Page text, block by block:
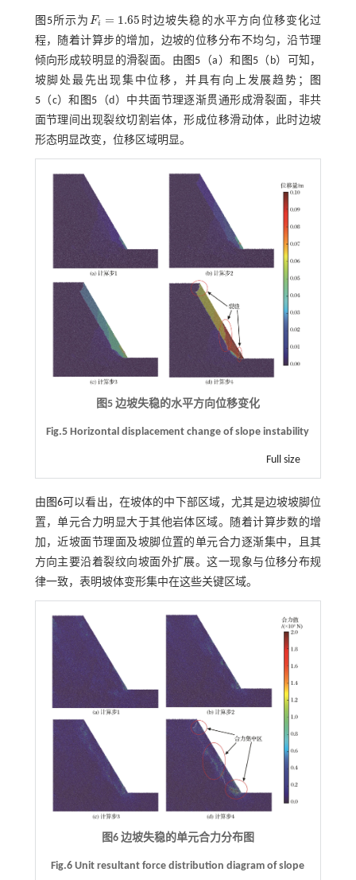
图5所示为 Fi = 1.65
Fi= 1.65
时边坡失稳的水平方向位移变化过
程，随着计算步的增加，边坡的位移分布不均匀，沿节理
倾向形成较明显的滑裂面。由 图5 （a）和 图5（b）可知，
坡脚处最先出现集中位移，并具有向上发展趋势；
图
5（c）和 图5 （d）中共面节理逐渐贯通形成滑裂面，非共
面节理间出现裂纹切割岩体，形成位移滑动体，此时边坡
形态明显改变，位移区域明显。
图5 边坡失稳的水平方向位移变化
Fig.5 Horizontal displacement change of slope instability
Full size
由 图6可以看出，在坡体的中下部区域，尤其是边坡坡脚位
置，单元合力明显大于其他岩体区域。随着计算步数的增
加，近坡面节理面及坡脚位置的单元合力逐渐集中，且其
方向主要沿着裂纹向坡面外扩展。这一现象与位移分布规
律一致，表明坡体变形集中在这些关键区域。
图6 边坡失稳的单元合力分布图
Fig.6 Unit resultant force distribution diagram of slope